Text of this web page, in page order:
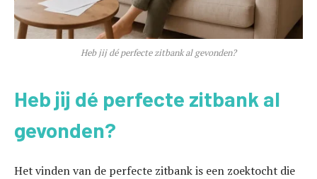
Heb jij dé perfecte zitbank al gevonden?
Heb jij dé perfecte zitbank al
gevonden?
Het vinden van de perfecte zitbank is een zoektocht die